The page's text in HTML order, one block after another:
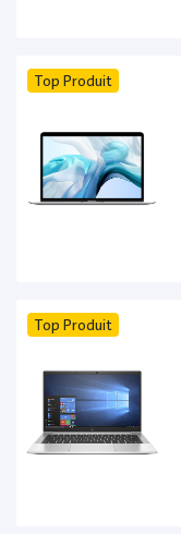
Top Produit
Top Produit